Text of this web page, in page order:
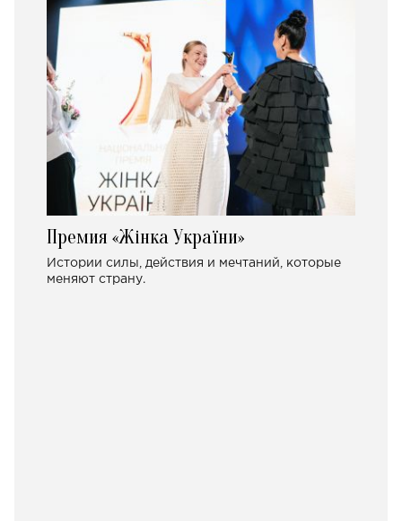
Премия «Жінка України»
Истории силы, действия и мечтаний, которые
меняют страну.